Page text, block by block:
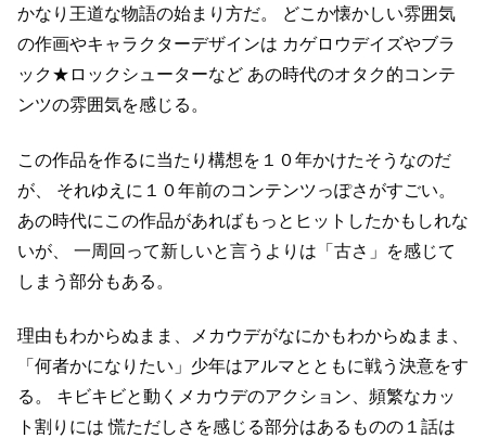
かなり王道な物語の始まり方だ。
どこか懐かしい雰囲気
の作画やキャラクターデザインは カゲロウデイズやブラ
ック★ロックシューターなど あの時代のオタク的コンテ
ンツの雰囲気を感じる。
この作品を作るに当たり構想を１０年かけたそうなのだ
が、
それゆえに１０年前のコンテンツっぽさがすごい。
あの時代にこの作品があればもっとヒットしたかもしれな
いが、
一周回って新しいと言うよりは「古さ」を感じて
しまう部分もある。
理由もわからぬまま、メカウデがなにかもわからぬまま、
「何者かになりたい」少年はアルマとともに戦う決意をす
る。
キビキビと動くメカウデのアクション、頻繁なカッ
ト割りには 慌ただしさを感じる部分はあるものの１話は